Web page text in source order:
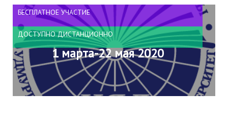
БЕСПЛАТНОЕ УЧАСТИЕ
ДОСТУПНО ДИСТАНЦИОННО
1 марта-22 мая 2020